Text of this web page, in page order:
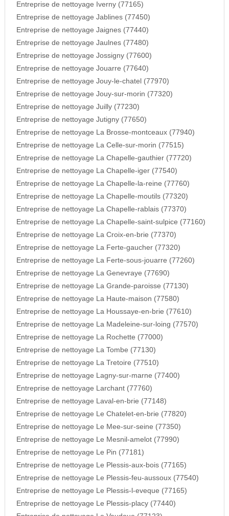
Entreprise de nettoyage Iverny (77165)
Entreprise de nettoyage Jablines (77450)
Entreprise de nettoyage Jaignes (77440)
Entreprise de nettoyage Jaulnes (77480)
Entreprise de nettoyage Jossigny (77600)
Entreprise de nettoyage Jouarre (77640)
Entreprise de nettoyage Jouy-le-chatel (77970)
Entreprise de nettoyage Jouy-sur-morin (77320)
Entreprise de nettoyage Juilly (77230)
Entreprise de nettoyage Jutigny (77650)
Entreprise de nettoyage La Brosse-montceaux (77940)
Entreprise de nettoyage La Celle-sur-morin (77515)
Entreprise de nettoyage La Chapelle-gauthier (77720)
Entreprise de nettoyage La Chapelle-iger (77540)
Entreprise de nettoyage La Chapelle-la-reine (77760)
Entreprise de nettoyage La Chapelle-moutils (77320)
Entreprise de nettoyage La Chapelle-rablais (77370)
Entreprise de nettoyage La Chapelle-saint-sulpice (77160)
Entreprise de nettoyage La Croix-en-brie (77370)
Entreprise de nettoyage La Ferte-gaucher (77320)
Entreprise de nettoyage La Ferte-sous-jouarre (77260)
Entreprise de nettoyage La Genevraye (77690)
Entreprise de nettoyage La Grande-paroisse (77130)
Entreprise de nettoyage La Haute-maison (77580)
Entreprise de nettoyage La Houssaye-en-brie (77610)
Entreprise de nettoyage La Madeleine-sur-loing (77570)
Entreprise de nettoyage La Rochette (77000)
Entreprise de nettoyage La Tombe (77130)
Entreprise de nettoyage La Tretoire (77510)
Entreprise de nettoyage Lagny-sur-marne (77400)
Entreprise de nettoyage Larchant (77760)
Entreprise de nettoyage Laval-en-brie (77148)
Entreprise de nettoyage Le Chatelet-en-brie (77820)
Entreprise de nettoyage Le Mee-sur-seine (77350)
Entreprise de nettoyage Le Mesnil-amelot (77990)
Entreprise de nettoyage Le Pin (77181)
Entreprise de nettoyage Le Plessis-aux-bois (77165)
Entreprise de nettoyage Le Plessis-feu-aussoux (77540)
Entreprise de nettoyage Le Plessis-l-eveque (77165)
Entreprise de nettoyage Le Plessis-placy (77440)